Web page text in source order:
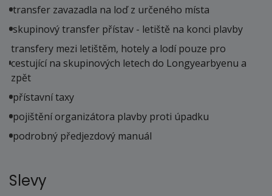
transfer zavazadla na loď z určeného místa
skupinový transfer přístav - letiště na konci plavby
transfery mezi letištěm, hotely a lodí pouze pro
cestující na skupinových letech do Longyearbyenu a
zpět
přístavní taxy
pojištění organizátora plavby proti úpadku
podrobný předjezdový manuál
Slevy